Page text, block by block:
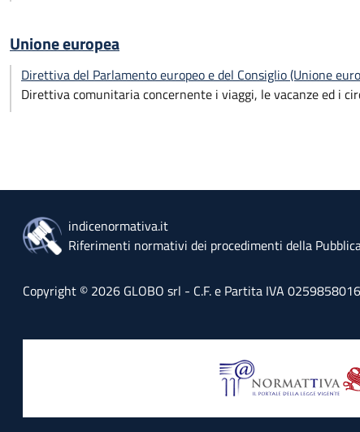
Unione europea
Direttiva del Parlamento europeo e del Consiglio (Unione
Direttiva comunitaria concernente i viaggi, le vacanze ed i
indicenormativa.it
Riferimenti normativi dei procedimenti della
Copyright © 2026 GLOBO srl - C.F. e Partita IVA